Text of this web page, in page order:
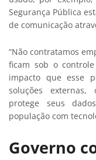
Segurança Pública
de comunicação
“Não contratamos
ficam sob o
impacto que esse
soluções
protege seus
população com
Governo